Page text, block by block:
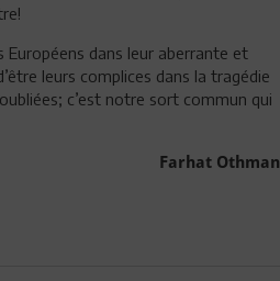
dans leur aberrante et
leurs complices dans la tragédie
c’est notre sort commun qui
Farhat Othman